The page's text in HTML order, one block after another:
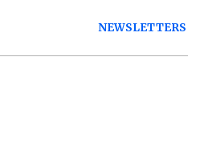
NEWSLETTERS